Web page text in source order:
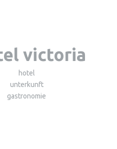
hotel
unterkunft
gastronomie